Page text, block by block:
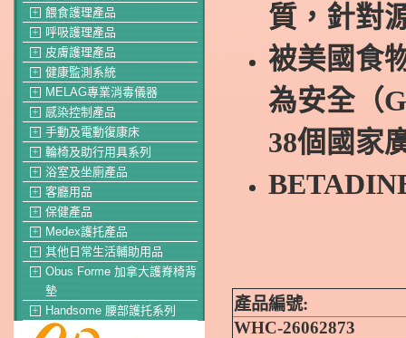
＋ 餵食護理產品
＋ 呼吸護理產品
＋ 皮膚護理產品
＋ 健康監測系統
＋ MELAG專業消毒儀器
＋ 感染控制產品
＋ 手動及電動復康床
＋ 輪椅及助行用具系列
＋ 浴室及坐廁產品
＋ 客廳用品
＋ 保健產品
＋ Medex護托產品
＋ 其他日常生活輔助用品
＋
Obus Forme 加拿大護脊椅背
墊
＋ Handsome 腰部護托系列
質，針對
被美國食
為安全（
38個國家
產品編號:
WHC-26062873